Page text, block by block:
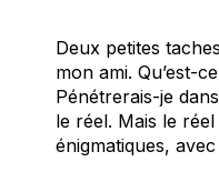
Deux petites
mon ami. Qu’est-
Pénétrerais-je
le réel. Mais le
énigmatiques,